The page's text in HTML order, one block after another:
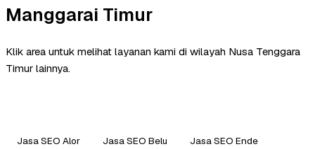
Manggarai Timur
Klik area untuk melihat layanan kami di wilayah Nusa Tenggara
Timur lainnya.
Jasa SEO Alor Jasa SEO Belu
Jasa SEO Ende